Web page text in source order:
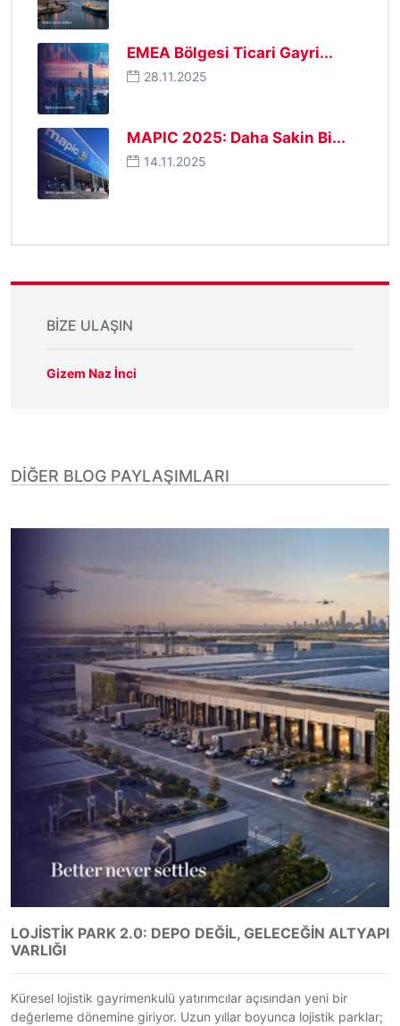
EMEA Bölgesi Ticari Gayri...
28.11.2025
MAPIC 2025: Daha Sakin Bi...
14.11.2025
BIZE ULAŞIN
Gizem Naz İnci
DIĞER BLOG PAYLAŞIMLARI
LOJISTIK PARK 2.0: DEPO DEĞIL, GELECEĞIN ALTYAPI
VARLIĞI
Küresel lojistik gayrimenkulü yatırımcılar açısından yeni bir
değerleme dönemine giriyor. Uzun yıllar boyunca lojistik parklar;